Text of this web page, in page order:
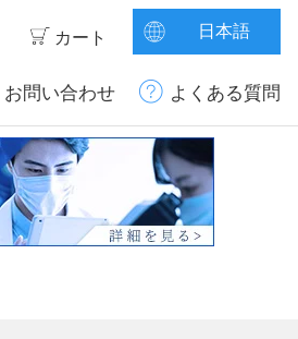
カート 日本語
お問い合わせ よくある質問